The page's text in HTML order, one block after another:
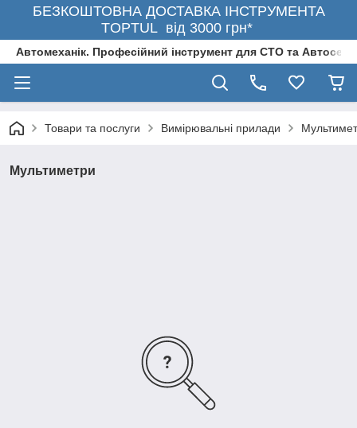
БЕЗКОШТОВНА ДОСТАВКА ІНСТРУМЕНТА
TOPTUL від 3000 грн*
Автомеханік. Професійний інструмент для СТО та
Товари та послуги Вимірювальні прилади
Мультиметри